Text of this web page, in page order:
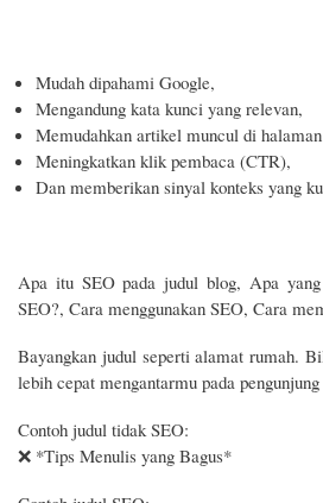
Mudah dipahami Google,
Mengandung kata kunci yang relevan,
Memudahkan artikel muncul di
Meningkatkan klik pembaca (CTR),
Dan memberikan sinyal konteks yang
Apa itu SEO pada judul blog, Apa
SEO?, Cara menggunakan SEO, Cara
Bayangkan judul seperti alamat rumah.
lebih cepat mengantarmu pada
Contoh judul tidak SEO:
❌ *Tips Menulis yang Bagus*